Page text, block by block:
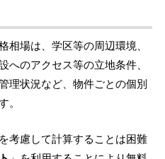
相場は、学区等の周辺環境、
へのアクセス等の立地条件、
理状況など、物件ごとの個別
。
考慮して計算することは困難